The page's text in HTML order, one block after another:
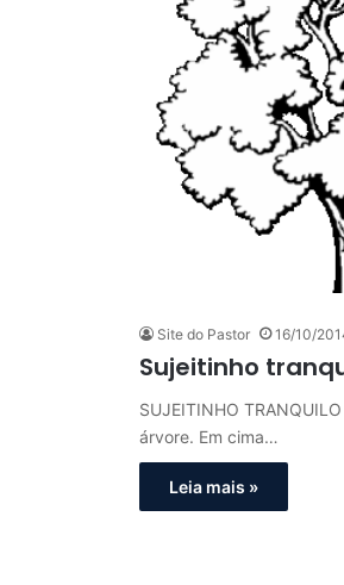
Site do Pastor 16/10/
Sujeitinho
SUJEITINHO
árvore. Em cima…
Leia mais »